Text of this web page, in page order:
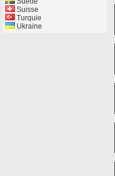
Suisse
Turquie
Ukraine